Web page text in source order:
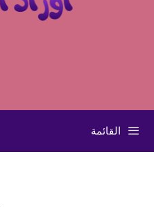
القائمة